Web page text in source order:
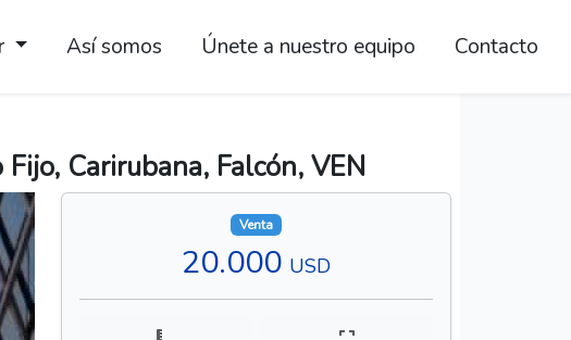
Así somos Únete a nuestro equipo Contacto
Carirubana, Falcón, VEN
Venta
20.000 USD